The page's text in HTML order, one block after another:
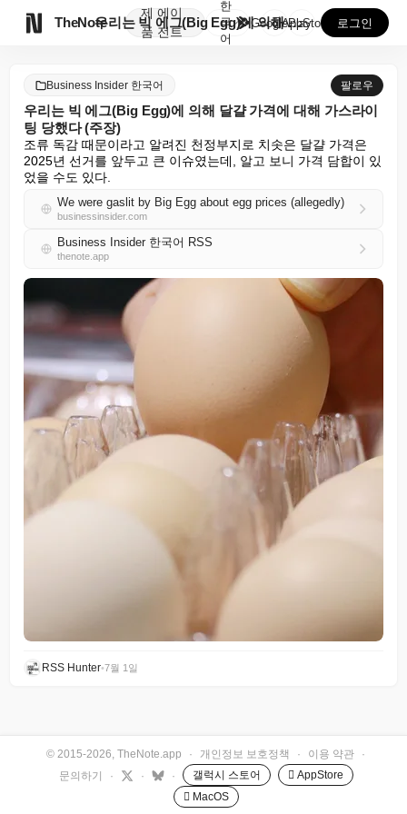
TheNote
제
품
에이
전트
우리는 빅 에그(Big Egg)에 의해 달걀 가격에 대...
한
국
어
GooglePlay
AppStore 로그인
Business Insider 한국어 팔로우
우리는 빅 에그(Big Egg)에 의해 달걀 가격에 대해 가스라이
팅 당했다 (주장)
조류 독감 때문이라고 알려진 천정부지로 치솟은 달걀 가격은
2025년 선거를 앞두고 큰 이슈였는데, 알고 보니 가격 담합이 있
었을 수도 있다.
We were gaslit by Big Egg about egg prices (allegedly)
businessinsider.com
Business Insider 한국어 RSS
thenote.app
RSS Hunter•7월 1일
© 2015-2026, TheNote.app · 개인정보 보호정책 · 이용 약관
·
문의하기
· · · 갤럭시 스토어
 AppStore
 MacOS